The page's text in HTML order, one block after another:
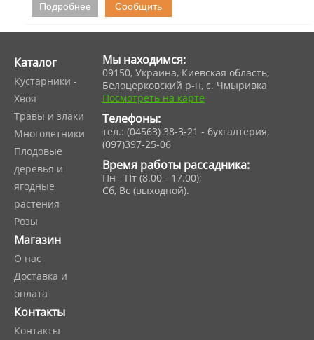
Подробнее Сообщить
Каталог
Кустарники -
Хвоя
Травы и злаки
Многолетники
Плодовые
деревья и
ягодные
растения
Розы
Магазин
О нас
Доставка и
оплата
Контакты
Контакты
Мы находимся:
09150, Украина, Киевская область,
Белоцерковский р-н, с. Чмыривка
Посмотреть на карте
Телефоны:
тел.: (04563) 38-3-21 - бухгалтерия,
(097)397-25-06
Время работы рассадника:
Пн - Пт (8.00 - 17.00);
Сб, Вс (выходной).